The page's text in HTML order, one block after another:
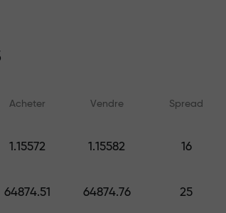
et sur
Acheter Vendre Spread
1.15572 1.15582 16
64874.51 64874.76 25
Cours en ligne
les niveaux